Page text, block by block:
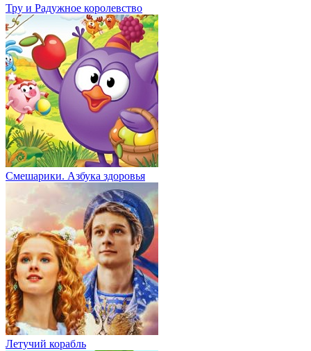
Тру и Радужное королевство
Смешарики. Азбука здоровья
Летучий корабль